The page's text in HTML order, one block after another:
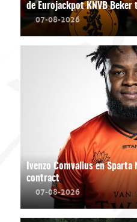
de Eurojackpot KNVB Beker
07-08-2026
Ivenzo Comvalius en
contract
07-08-2026